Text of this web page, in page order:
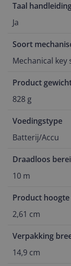
Taal
Ja
Soort
Mechanical key
Product
828 g
Voedingstype
Batterij/Accu
Draadloos
10 m
Product hoogte
2,61 cm
Verpakking
14,9 cm